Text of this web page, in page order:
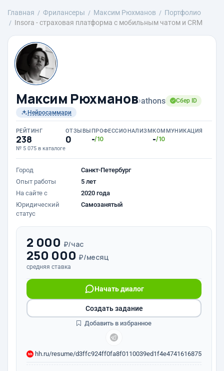
Главная Фрилансеры Максим Рюхманов
Портфолио
Insora - страховая платформа с мобильным чатом и CRM
Максим Рюхманов›athons
Сбер ID
Нейросаммари
РЕЙТИНГ
238
№ 5 075 в каталоге
ОТЗЫВЫ
0
ПРОФЕССИОНАЛИЗМ
-/10
КОММУНИКАЦИЯ
-/10
Город
Санкт-Петербург
Опыт работы
5 лет
На сайте с
2020 года
Юридический
статус
Самозанятый
2 000 ₽/час
250 000 ₽/месяц
средняя ставка
Начать диалог
hh.ru/resume/d3ffc924ff0fa8f0110039ed1f4e4741616875
Создать задание
Добавить в избранное